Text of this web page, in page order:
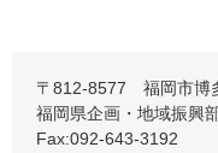
〒812-8577 福岡市博
福岡県企画・地域振
Fax:092-643-3192